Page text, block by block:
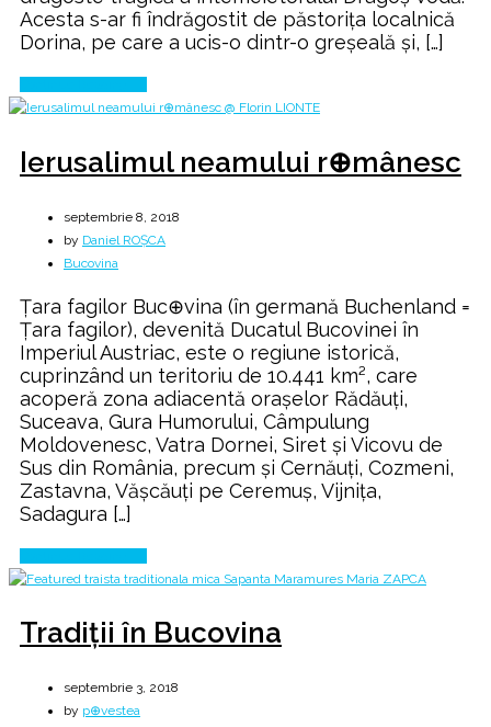
Acesta s-ar fi îndrăgostit de păstorița localnică
Dorina, pe care a ucis-o dintr-o greșeală și, […]
Ierusalimul neamului r⊕mânesc
septembrie 8, 2018
by Daniel ROȘCA
Bucovina
Țara fagilor Buc⊕vina (în germană Buchenland =
Țara fagilor), devenită Ducatul Bucovinei în
Imperiul Austriac, este o regiune istorică,
cuprinzând un teritoriu de 10.441 km², care
acoperă zona adiacentă orașelor Rădăuți,
Suceava, Gura Humorului, Câmpulung
Moldovenesc, Vatra Dornei, Siret și Vicovu de
Sus din România, precum și Cernăuți, Cozmeni,
Zastavna, Vășcăuți pe Ceremuș, Vijnița,
Sadagura […]
Tradiții în Bucovina
septembrie 3, 2018
by p⊕vestea